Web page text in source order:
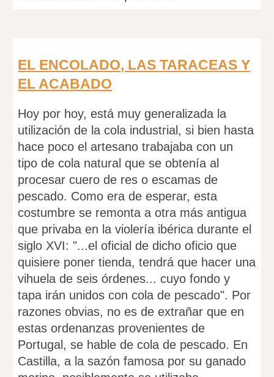
EL ENCOLADO, LAS TARACEAS Y
EL ACABADO
Hoy por hoy, está muy generalizada la
utilización de la cola industrial, si bien hasta
hace poco el artesano trabajaba con un
tipo de cola natural que se obtenía al
procesar cuero de res o escamas de
pescado. Como era de esperar, esta
costumbre se remonta a otra más antigua
que privaba en la violería ibérica durante el
siglo XVI: "...el oficial de dicho oficio que
quisiere poner tienda, tendrá que hacer una
vihuela de seis órdenes... cuyo fondo y
tapa irán unidos con cola de pescado". Por
razones obvias, no es de extrañar que en
estas ordenanzas provenientes de
Portugal, se hable de cola de pescado. En
Castilla, a la sazón famosa por su ganado